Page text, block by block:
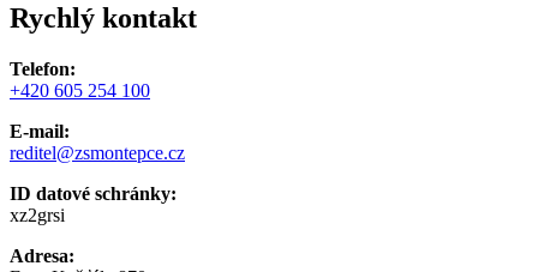
Rychlý kontakt
Telefon:
+420 605 254 100
E-mail:
reditel@zsmontepce.cz
ID datové schránky:
xz2grsi
Adresa: